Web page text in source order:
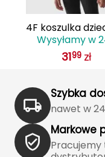
Icebreaker
Icestorm
4F koszulka
bawełniana t-
dziewczynek
Wysyłamy w
3199 zł
Szybka
nawet w
Markowe